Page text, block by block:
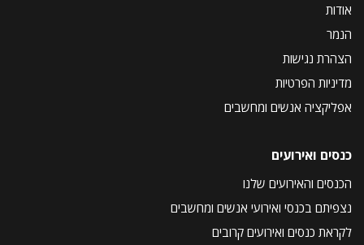
אודות
הנמר
הצהרת נגישות
מדיניות הפרטיות
אפליקציה אנשים ומחשבים
כנסים ואירועים
הכנסים והאירועים שלנו
נצפיתם בכנסי ואירועי אנשים ומחשבים
לקראת כנסים ואירועים קרובים